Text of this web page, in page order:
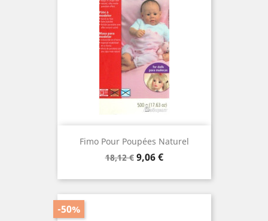
Fimo Pour Poupées Naturel
Prix
base
18,12 € Prix
9,06 €
-50%